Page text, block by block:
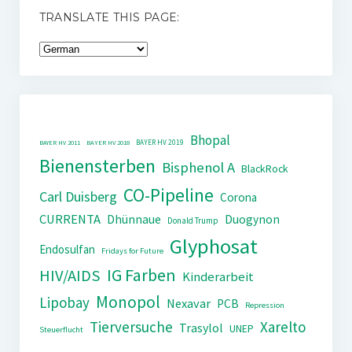
TRANSLATE THIS PAGE:
BAYER HV 2011 BAYER HV 2018 BAYER HV 2019 Bhopal
Bienensterben Bisphenol A BlackRock
Carl Duisberg CO-Pipeline Corona
CURRENTA Dhünnaue Donald Trump
Duogynon
Endosulfan
Fridays for Future Glyphosat
HIV/AIDS IG Farben Kinderarbeit
Lipobay Monopol Nexavar PCB Repression
Steuerflucht Tierversuche Trasylol UNEP Xarelto